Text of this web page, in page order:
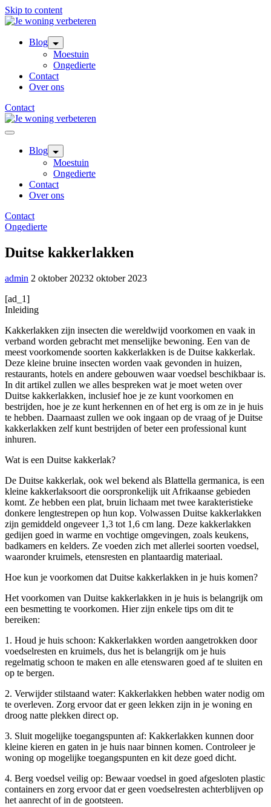
Skip to content
Blog
Moestuin
Ongedierte
Contact
Over ons
Contact
Blog
Moestuin
Ongedierte
Contact
Over ons
Contact
Ongedierte
Duitse kakkerlakken
admin 2 oktober 20232 oktober 2023
[ad_1]
Inleiding
Kakkerlakken zijn insecten die wereldwijd voorkomen en vaak in
verband worden gebracht met menselijke bewoning. Een van de
meest voorkomende soorten kakkerlakken is de Duitse kakkerlak.
Deze kleine bruine insecten worden vaak gevonden in huizen,
restaurants, hotels en andere gebouwen waar voedsel beschikbaar is.
In dit artikel zullen we alles bespreken wat je moet weten over
Duitse kakkerlakken, inclusief hoe je ze kunt voorkomen en
bestrijden, hoe je ze kunt herkennen en of het erg is om ze in je huis
te hebben. Daarnaast zullen we ook ingaan op de vraag of je Duitse
kakkerlakken zelf kunt bestrijden of beter een professional kunt
inhuren.
Wat is een Duitse kakkerlak?
De Duitse kakkerlak, ook wel bekend als Blattella germanica, is een
kleine kakkerlaksoort die oorspronkelijk uit Afrikaanse gebieden
komt. Ze hebben een plat, bruin lichaam met twee karakteristieke
donkere lengtestrepen op hun kop. Volwassen Duitse kakkerlakken
zijn gemiddeld ongeveer 1,3 tot 1,6 cm lang. Deze kakkerlakken
gedijen goed in warme en vochtige omgevingen, zoals keukens,
badkamers en kelders. Ze voeden zich met allerlei soorten voedsel,
waaronder kruimels, etensresten en plantaardig materiaal.
Hoe kun je voorkomen dat Duitse kakkerlakken in je huis komen?
Het voorkomen van Duitse kakkerlakken in je huis is belangrijk om
een besmetting te voorkomen. Hier zijn enkele tips om dit te
bereiken:
1. Houd je huis schoon: Kakkerlakken worden aangetrokken door
voedselresten en kruimels, dus het is belangrijk om je huis
regelmatig schoon te maken en alle etenswaren goed af te sluiten en
op te bergen.
2. Verwijder stilstaand water: Kakkerlakken hebben water nodig om
te overleven. Zorg ervoor dat er geen lekken zijn in je woning en
droog natte plekken direct op.
3. Sluit mogelijke toegangspunten af: Kakkerlakken kunnen door
kleine kieren en gaten in je huis naar binnen komen. Controleer je
woning op mogelijke toegangspunten en kit deze goed dicht.
4. Berg voedsel veilig op: Bewaar voedsel in goed afgesloten plastic
containers en zorg ervoor dat er geen voedselresten achterblijven op
het aanrecht of in de gootsteen.